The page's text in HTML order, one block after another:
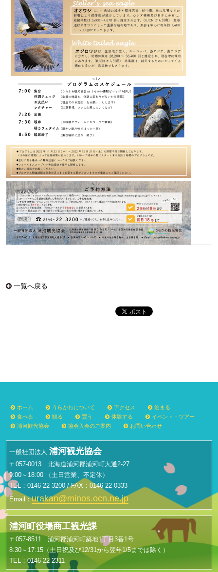
一覧へ戻る
ホーム うらかわについて アクセス
泊まる
食べる
観る 買う 体験する
イベント・ツアー
浦河観光協会
協会入会のご案内 お問い合わせ
一般社団法人 浦河観光協会
〒057-0013 北海道浦河郡浦河町大通2-27
9:00～18:00 （土日営業、不定休）
TEL：0146-22-3200 / FAX：0146-22-0333
Email：urakan@minos.ocn.ne.jp
浦河町役場商工観光課
〒057-8511 浦河郡浦河町築地1丁目3番1号
8:30～17:15（土日祝及び12/31から翌年1/5までは除く）
TEL：0146-22-2311